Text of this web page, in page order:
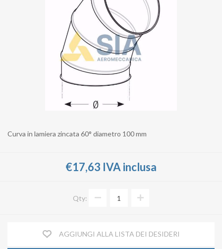
Curva in lamiera zincata 60° diametro 100 mm
€17,63 IVA inclusa
Qty:
AGGIUNGI ALLA LISTA DEI DESIDERI